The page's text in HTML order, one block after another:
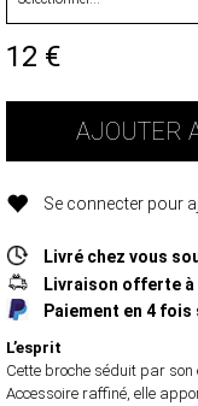
12 €
AJOUTER
Se connecter pour
Livré chez vous
Livraison offerte
Paiement en 4 fois
L’esprit
Cette broche séduit par son
Accessoire raffiné, elle